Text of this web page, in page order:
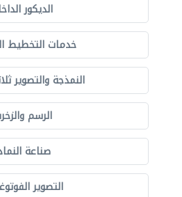
الديكور
خدمات التخطيط
النمذجة والتصوير
الرسم
صناعة
التصوير